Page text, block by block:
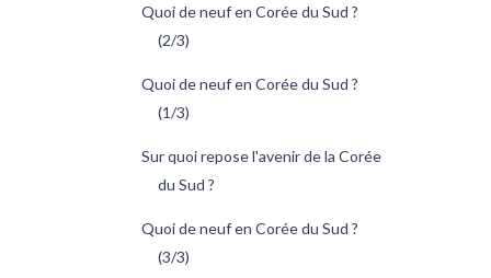
Quoi de neuf en Corée du Sud ?
(2/3)
Quoi de neuf en Corée du Sud ?
(1/3)
Sur quoi repose l'avenir de la Corée
du Sud ?
Quoi de neuf en Corée du Sud ?
(3/3)